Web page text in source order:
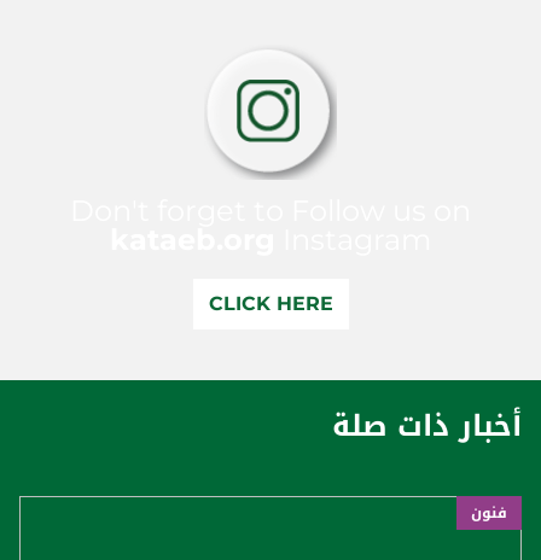
CLICK HERE
أخبار ذات صلة
فنون